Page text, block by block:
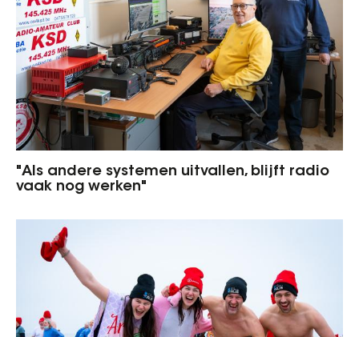
"Als andere systemen uitvallen, blijft radio
vaak nog werken"